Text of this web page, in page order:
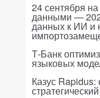
24 сентября
данными —
данных к ИИ и
Т-Банк
языковых
Казус